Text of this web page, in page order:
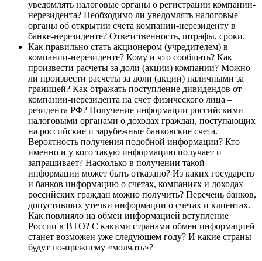
уведомлять налоговые органы о регистрации компании-
нерезидента? Необходимо ли уведомлять налоговые
органы об открытии счета компании-нерезиденту в
банке-нерезиденте? Ответственность, штрафы, сроки.
Как правильно стать акционером (учредителем) в
компании-нерезиденте? Кому и что сообщать? Как
произвести расчеты за доли (акции) компании? Можно
ли произвести расчеты за доли (акции) наличными за
границей? Как отражать поступление дивидендов от
компании-нерезидента на счет физического лица –
резидента РФ? Получение информации российскими
налоговыми органами о доходах граждан, поступающих
на российские и зарубежные банковские счета.
Вероятность получения подобной информации? Кто
именно и у кого такую информацию получает и
запрашивает? Насколько в получении такой
информации может быть отказано? Из каких государств
и банков информацию о счетах, компаниях и доходах
российских граждан можно получить? Перечень банков,
допустивших утечки информации о счетах и клиентах.
Как повлияло на обмен информацией вступление
России в ВТО? С какими странами обмен информацией
станет возможен уже следующем году? И какие страны
будут по-прежнему «молчать»?